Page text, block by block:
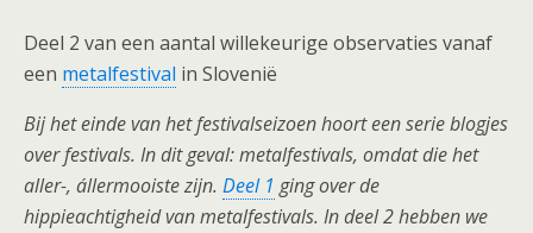
Deel 2 van een aantal willekeurige observaties vanaf
een metalfestival in Slovenië
Bij het einde van het festivalseizoen hoort een serie blogjes
over festivals. In dit geval: metalfestivals, omdat die het
aller-, állermooiste zijn. Deel 1 ging over de
hippieachtigheid van metalfestivals. In deel 2 hebben we